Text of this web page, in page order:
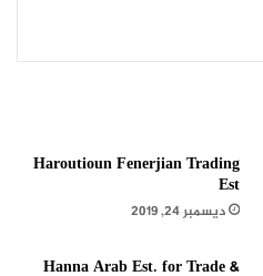
Haroutioun Fenerjian Trading
Est
ديسمبر 24, 2019
Hanna Arab Est. for Trade &